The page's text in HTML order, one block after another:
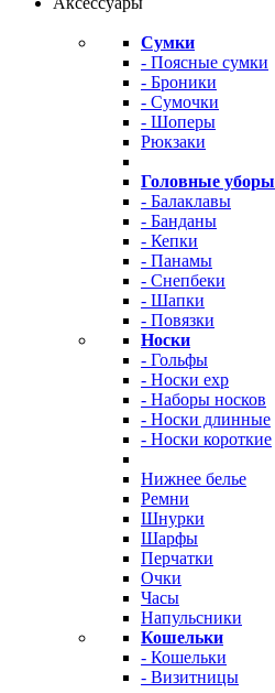
Сумки
- Поясные сумки
- Броники
- Сумочки
- Шоперы
Рюкзаки
Головные уборы
- Балаклавы
- Банданы
- Кепки
- Панамы
- Снепбеки
- Шапки
- Повязки
Носки
- Гольфы
- Носки exp
- Наборы носков
- Носки длинные
- Носки короткие
Нижнее белье
Ремни
Шнурки
Шарфы
Перчатки
Очки
Часы
Напульсники
Кошельки
- Кошельки
- Визитницы